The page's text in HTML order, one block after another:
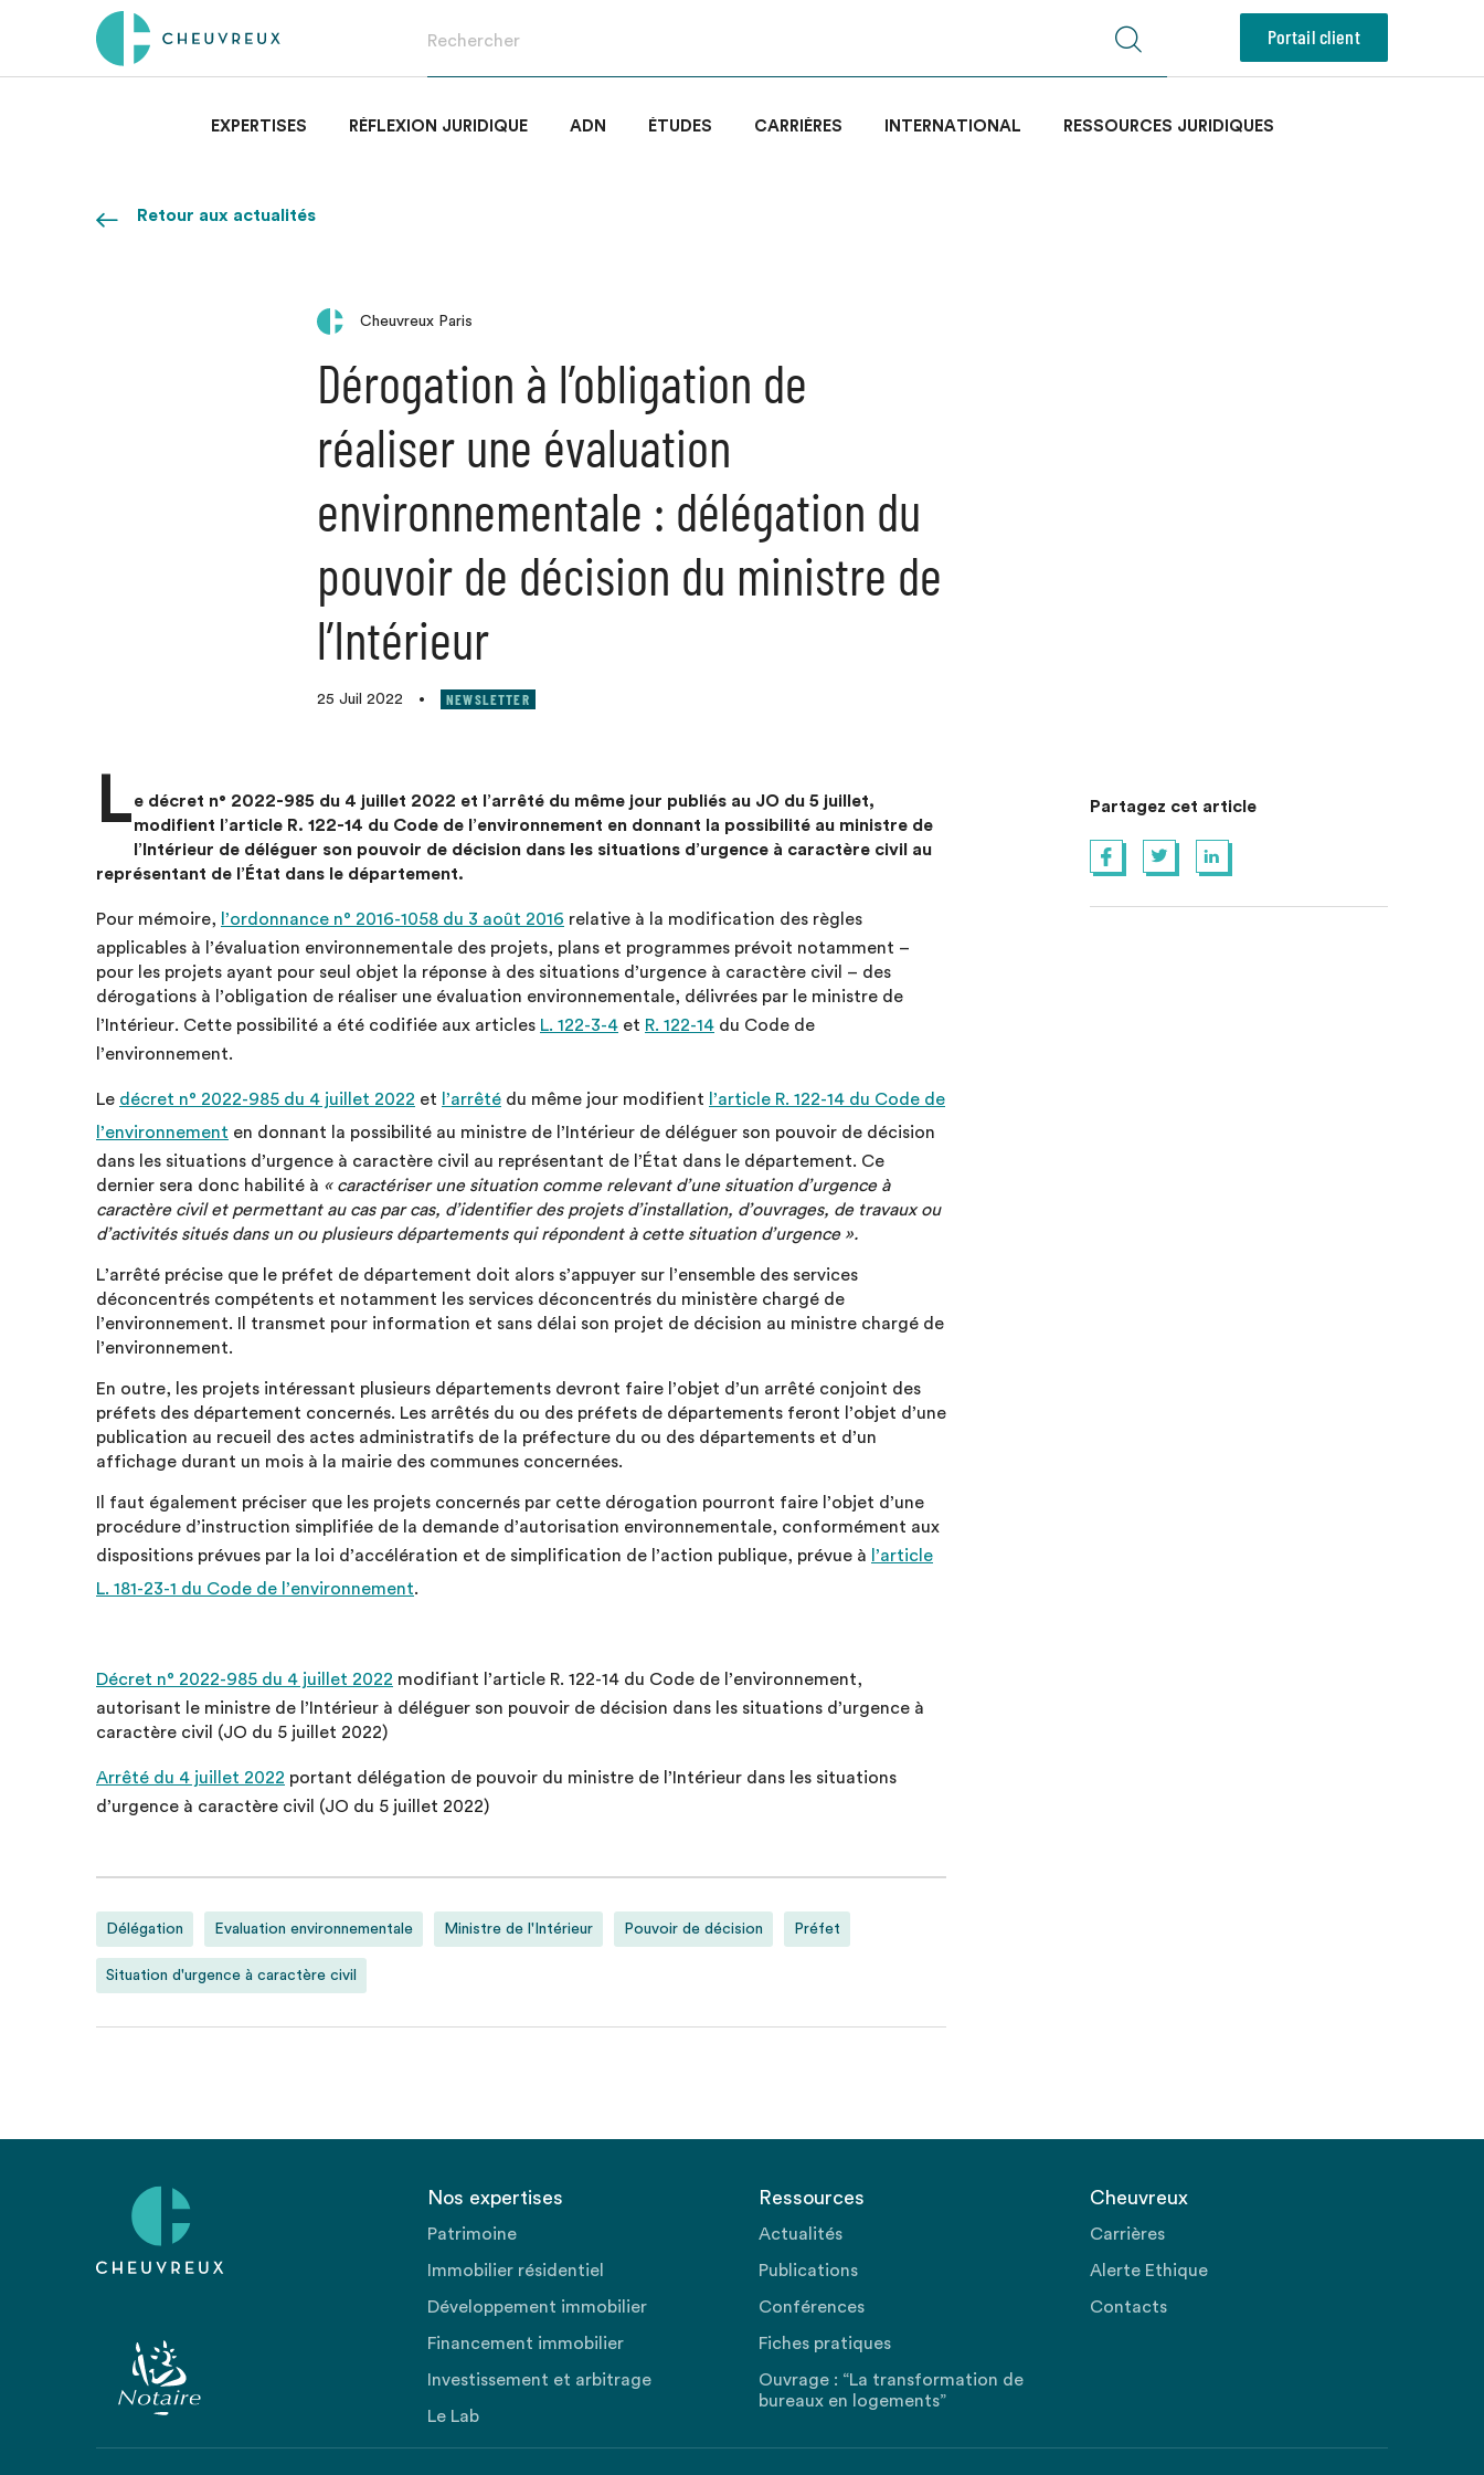
Portail client
EXPERTISES RÉFLEXION JURIDIQUE ADN ÉTUDES CARRIÈRES INTERNATIONAL RESSOURCES JURIDIQUES
Retour aux actualités
Cheuvreux Paris
Dérogation à l’obligation de
réaliser une évaluation
environnementale : délégation du
pouvoir de décision du ministre de
l’Intérieur
25 Juil 2022 • NEWSLETTER
Le décret n° 2022-985 du 4 juillet 2022 et l’arrêté du même jour publiés au JO du 5 juillet,
modifient l’article R. 122-14 du Code de l’environnement en donnant la possibilité au ministre de
l’Intérieur de déléguer son pouvoir de décision dans les situations d’urgence à caractère civil au
représentant de l’État dans le département.
Pour mémoire, l’ordonnance n° 2016-1058 du 3 août 2016 relative à la modification des règles
applicables à l’évaluation environnementale des projets, plans et programmes prévoit notamment –
pour les projets ayant pour seul objet la réponse à des situations d’urgence à caractère civil – des
dérogations à l’obligation de réaliser une évaluation environnementale, délivrées par le ministre de
l’Intérieur. Cette possibilité a été codifiée aux articles L. 122-3-4 et R. 122-14 du Code de
l’environnement.
Le décret n° 2022-985 du 4 juillet 2022 et l’arrêté du même jour modifient l’article R. 122-14 du Code de
l’environnement en donnant la possibilité au ministre de l’Intérieur de déléguer son pouvoir de décision
dans les situations d’urgence à caractère civil au représentant de l’État dans le département. Ce
dernier sera donc habilité à « caractériser une situation comme relevant d’une situation d’urgence à
caractère civil et permettant au cas par cas, d’identifier des projets d’installation, d’ouvrages, de travaux ou
d’activités situés dans un ou plusieurs départements qui répondent à cette situation d’urgence ».
L’arrêté précise que le préfet de département doit alors s’appuyer sur l’ensemble des services
déconcentrés compétents et notamment les services déconcentrés du ministère chargé de
l’environnement. Il transmet pour information et sans délai son projet de décision au ministre chargé de
l’environnement.
En outre, les projets intéressant plusieurs départements devront faire l’objet d’un arrêté conjoint des
préfets des département concernés. Les arrêtés du ou des préfets de départements feront l’objet d’une
publication au recueil des actes administratifs de la préfecture du ou des départements et d’un
affichage durant un mois à la mairie des communes concernées.
Il faut également préciser que les projets concernés par cette dérogation pourront faire l’objet d’une
procédure d’instruction simplifiée de la demande d’autorisation environnementale, conformément aux
dispositions prévues par la loi d’accélération et de simplification de l’action publique, prévue à l’article
L. 181-23-1 du Code de l’environnement.
Décret n° 2022-985 du 4 juillet 2022 modifiant l’article R. 122-14 du Code de l’environnement,
autorisant le ministre de l’Intérieur à déléguer son pouvoir de décision dans les situations d’urgence à
caractère civil (JO du 5 juillet 2022)
Arrêté du 4 juillet 2022 portant délégation de pouvoir du ministre de l’Intérieur dans les situations
d’urgence à caractère civil (JO du 5 juillet 2022)
Délégation Evaluation environnementale Ministre de l'Intérieur Pouvoir de décision Préfet
Situation d'urgence à caractère civil
Partagez cet article
Nos expertises
Patrimoine
Immobilier résidentiel
Développement immobilier
Financement immobilier
Investissement et arbitrage
Le Lab
Ressources
Actualités
Publications
Conférences
Fiches pratiques
Ouvrage : “La transformation de
bureaux en logements”
Cheuvreux
Carrières
Alerte Ethique
Contacts